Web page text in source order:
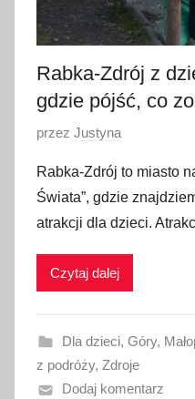
2
3
Rabka-Zdrój z
gdzie pójść, co
O
u
b
l
i
a
n
o
przez Justyna
Rabka-Zdrój to miasto
Świata”, gdzie
atrakcji dla dzieci.
Czytaj dalej
Dla dzieci, Góry,
z podróży, Zdroje
Dodaj komentarz